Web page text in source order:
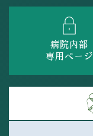
病院内部
専用ページ